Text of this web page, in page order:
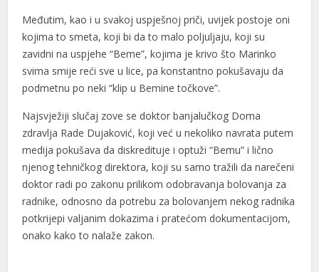
panel
panel
panel
panel
panel
panel
panel
panel
panel
Međutim, kao i u svakoj uspješnoj priči, uvijek postoje oni
kojima to smeta, koji bi da to malo poljuljaju, koji su
zavidni na uspjehe “Beme”, kojima je krivo što Marinko
svima smije reći sve u lice, pa konstantno pokušavaju da
podmetnu po neki “klip u Bemine točkove”.
Najsvježiji slučaj zove se doktor banjalučkog Doma
zdravlja Rade Dujaković, koji već u nekoliko navrata putem
medija pokušava da diskredituje i optuži “Bemu” i lično
njenog tehničkog direktora, koji su samo tražili da narečeni
doktor radi po zakonu prilikom odobravanja bolovanja za
radnike, odnosno da potrebu za bolovanjem nekog radnika
potkrijepi valjanim dokazima i pratećom dokumentacijom,
onako kako to nalaže zakon.